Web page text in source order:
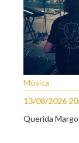
Música
13/08/2026
Querida